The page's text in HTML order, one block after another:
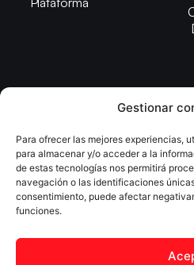
Gestionar
Para ofrecer las mejores experiencias,
para almacenar y/o acceder a la
de estas tecnologías nos permitirá
navegación o las identificaciones
consentimiento, puede afectar
funciones.
Copyright © 2025 Federación
Desarrollado
Aviso Legal Política de Cookies